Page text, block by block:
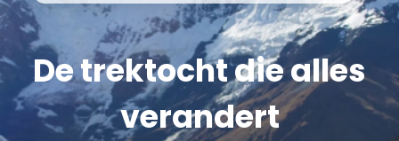
Español
Français
Português do Brasil
Deutsch
De trektocht die alles
verandert